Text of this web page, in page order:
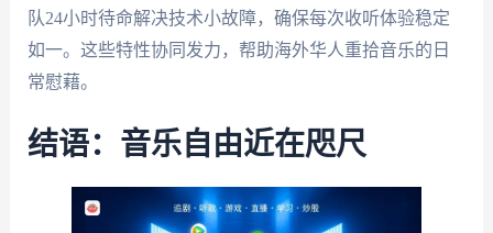
队24小时待命解决技术小故障，确保每次收听体验稳定
如一。这些特性协同发力，帮助海外华人重拾音乐的日
常慰藉。
结语：音乐自由近在咫尺